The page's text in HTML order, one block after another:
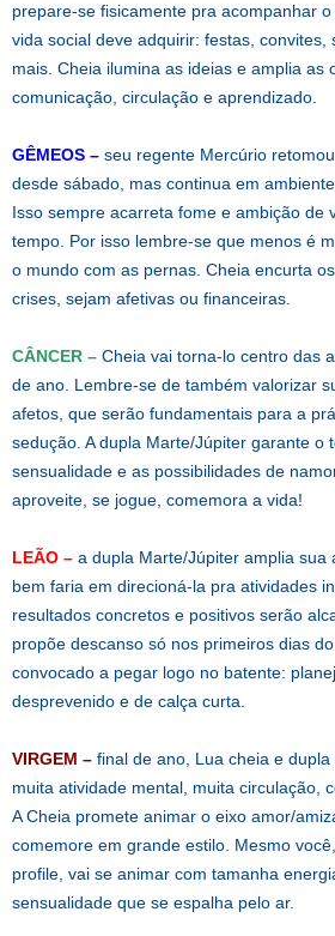
prepare-se fisicamente pra acompanhar
vida social deve adquirir: festas, convites,
mais. Cheia ilumina as ideias e amplia as
comunicação, circulação e aprendizado.
GÊMEOS – seu regente Mercúrio
desde sábado, mas continua em
Isso sempre acarreta fome e ambição de
tempo. Por isso lembre-se que menos é
o mundo com as pernas. Cheia encurta
crises, sejam afetivas ou financeiras.
CÂNCER – Cheia vai torna-lo centro das
de ano. Lembre-se de também valorizar
afetos, que serão fundamentais para a
sedução. A dupla Marte/Júpiter garante o
sensualidade e as possibilidades de
aproveite, se jogue, comemora a vida!
LEÃO – a dupla Marte/Júpiter amplia sua
bem faria em direcioná-la pra atividades
resultados concretos e positivos serão
propõe descanso só nos primeiros dias
convocado a pegar logo no batente:
desprevenido e de calça curta.
VIRGEM – final de ano, Lua cheia e
muita atividade mental, muita circulação,
A Cheia promete animar o eixo amor/
comemore em grande estilo. Mesmo
profile, vai se animar com tamanha
sensualidade que se espalha pelo ar.